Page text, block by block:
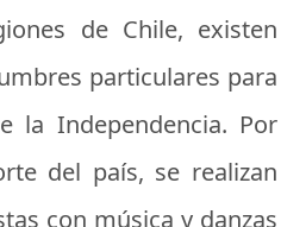
de Chile, existen
particulares para
la Independencia. Por
del país, se realizan
con música y danzas